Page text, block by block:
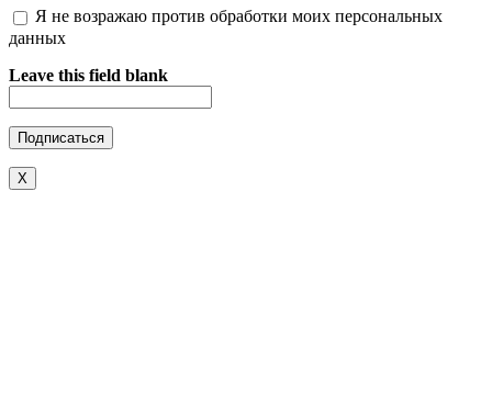
Я не возражаю против обработки моих персональных
данных
Leave this field blank
X